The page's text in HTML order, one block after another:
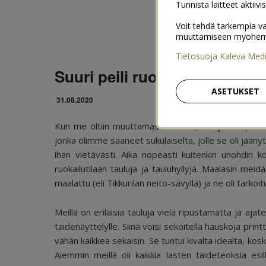
Suuri peili ruokailutilaan
31.08.2020
Kun me oltiin muuttamassa tänne, olin jo
jonka olimme saaneet sukulaiselta, jolle se oli
ihan vietävästi. Aika nopeasti kuitenkin
ruokailutilaan tauluja ja tauluhyllyjä. Maalasin
maalattu (eli Tikkurilan neito-sävyllä) ja ne oli
Meillä on erilaisia tauluja vielä ripustamatta ja
taidenäyttelylle. Siinä voisi sekoitella hauskoja
vähän kaikkea sekaisin. Se tuntui kivalta idealta,
Aiemmin meillä oli kaikkia lasten taideteoksia
Tunnista laitteet
Voit tehdä tarkempia
muuttamiseen
Tietosuoja Kaleva
ASETUKSET